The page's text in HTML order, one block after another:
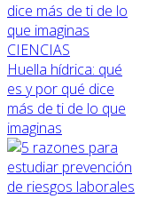
CIENCIAS
Huella hídrica: qué
es y por qué dice
más de ti de lo que
imaginas